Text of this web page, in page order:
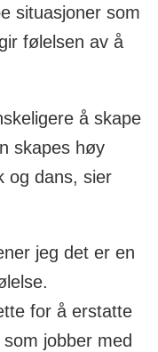
situasjoner som
følelsen av å
å skape
skapes høy
og dans, sier
jeg det er en
for å erstatte
jobber med